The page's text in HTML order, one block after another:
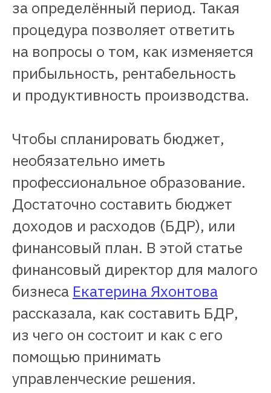
за определённый период. Такая
процедура позволяет ответить
на вопросы о том, как изменяется
прибыльность, рентабельность
и продуктивность производства.
Чтобы спланировать бюджет,
необязательно иметь
профессиональное образование.
Достаточно составить бюджет
доходов и расходов (БДР), или
финансовый план. В этой статье
финансовый директор для малого
бизнеса Екатерина Яхонтова
рассказала, как составить БДР,
из чего он состоит и как с его
помощью принимать
управленческие решения.